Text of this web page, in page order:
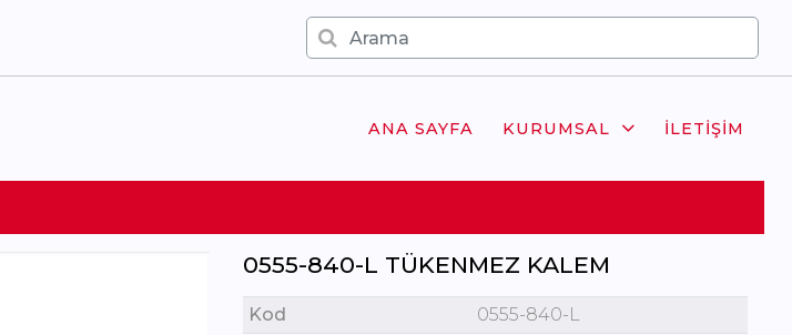
ANA SAYFA KURUMSAL İLETIŞIM
0555-840-L TÜKENMEZ KALEM
Kod
0555-840-L